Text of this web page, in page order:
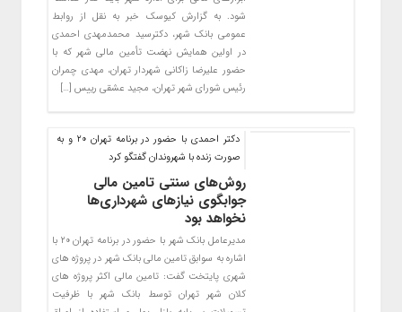
شود. به گزارش کیوسک خبر به نقل از روابط
عمومی بانک شهر، دکترسید محمدمهدی احمدی
در اولین همایش نهضت تأمین مالی شهر که با
حضور علیرضا زاکانی شهردار تهران، مهدی چمران
رئیس شورای شهر تهران، مجید عشقی رییس […]
دکتر احمدی با حضور در برنامه تهران ۲۰ و به
صورت زنده با شهروندان گفتگو کرد
روش‌های سنتی تامین مالی
جوابگوی نیازهای شهرداری‌ها
نخواهد بود
مدیرعامل بانک شهر با حضور در برنامه تهران ۲۰ با
اشاره به سوابق تامین مالی بانک شهر در پروژه های
شهری پایتخت گفت: تامین مالی اکثر پروژه های
کلان شهر تهران توسط بانک شهر با ظرفیت